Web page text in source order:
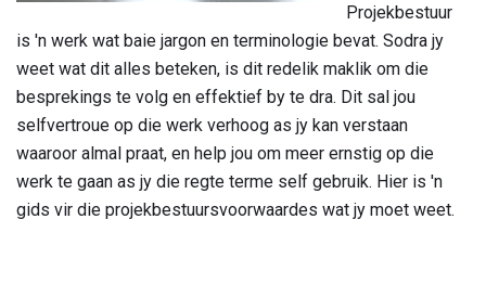
Projekbestuur
is 'n werk wat baie jargon en terminologie bevat. Sodra jy
weet wat dit alles beteken, is dit redelik maklik om die
besprekings te volg en effektief by te dra. Dit sal jou
selfvertroue op die werk verhoog as jy kan verstaan ​​
waaroor almal praat, en help jou om meer ernstig op die
werk te gaan as jy die regte terme self gebruik. Hier is 'n
gids vir die projekbestuursvoorwaardes wat jy moet weet.